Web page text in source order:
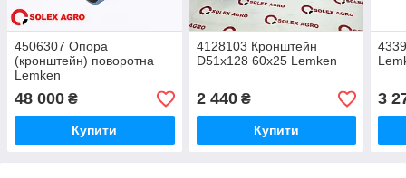
4506307 Опора
(кронштейн) поворотна
Lemken
48 000 ₴
Купити
4128103 Кронштейн
D51x128 60x25 Lemken
2 440₴
Купити
3